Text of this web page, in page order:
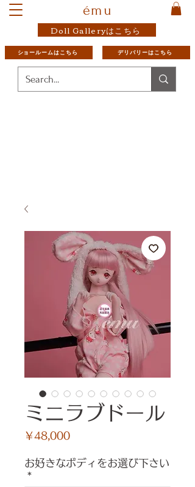
ému
Doll Galleryはこちら
ショールームはこちら デリバリーはこちら
ミニラブドール
￥48,000価
お好きなボディをお選び下さい
*